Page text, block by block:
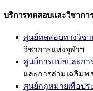
บริการทดสอบและวิชากา
ศูนย์ทดสอบทางวิชา
วิชาการแห่งจุฬาฯ
ศูนย์การแปลและกา
และการล่ามเฉลิมพ
ศูนย์กฎหมายเพื่อปร